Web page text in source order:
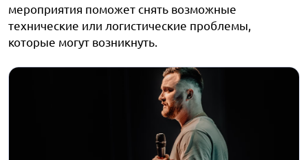
мероприятия поможет снять возможные
технические или логистические проблемы,
которые могут возникнуть.